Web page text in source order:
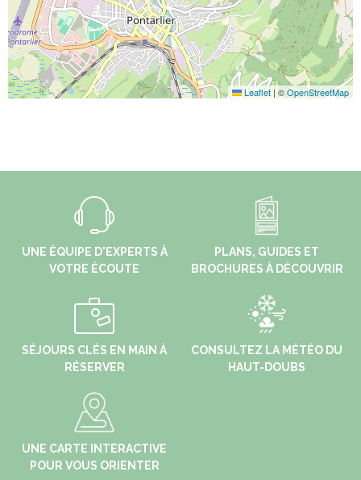
Leaflet | ©OpenStreetMap
UNE ÉQUIPE D'EXPERTS À
VOTRE ÉCOUTE
PLANS, GUIDES ET
BROCHURES À DÉCOUVRIR
SÉJOURS CLÉS EN MAIN À
RÉSERVER
CONSULTEZ LA MÉTÉO DU
HAUT-DOUBS
UNE CARTE INTERACTIVE
POUR VOUS ORIENTER